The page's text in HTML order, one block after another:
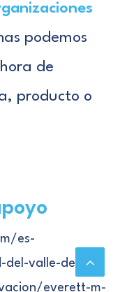
podemos
de
producto o
es-
valle-de-
everett-m-